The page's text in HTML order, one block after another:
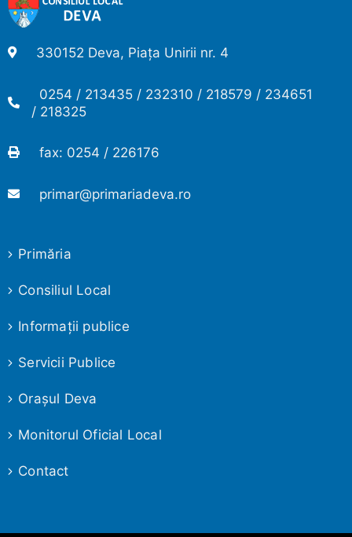
330152 Deva, Piața Unirii nr. 4
0254 / 213435 / 232310 / 218579 / 234651
/ 218325
fax: 0254 / 226176
primar@primariadeva.ro
Primăria
Consiliul Local
Informaţii publice
Servicii Publice
Oraşul Deva
Monitorul Oficial Local
Contact